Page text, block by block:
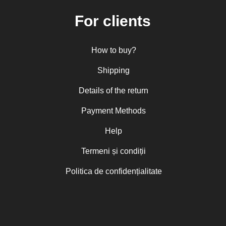
For clients
How to buy?
Shipping
Details of the return
Payment Methods
Help
Termeni și condiții
Politica de confidențialitate